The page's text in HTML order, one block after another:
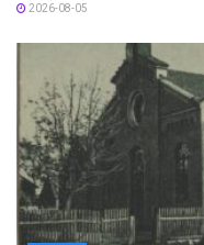
2026-08-05